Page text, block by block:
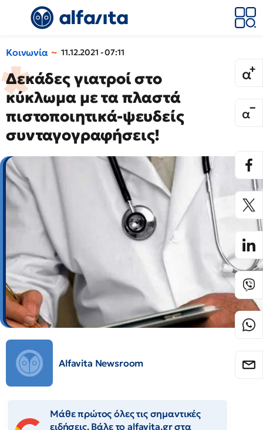
Κοινωνία 11.12.2021 - 07:11
Δεκάδες γιατροί στο
κύκλωμα με τα πλαστά
πιστοποιητικά-ψευδείς
συνταγογραφήσεις!
Alfavita Newsroom
Μάθε πρώτος όλες τις σημαντικές
ειδήσεις. Βάλε το alfavita.gr στα